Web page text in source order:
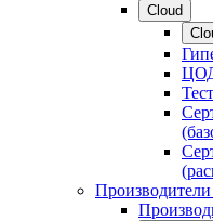
Cloud
Производители